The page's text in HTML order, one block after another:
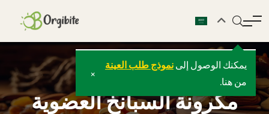
يمكنك الوصول إلى نموذج طلب العينة
من هنا.
×
مكرونة السبانخ العضوية